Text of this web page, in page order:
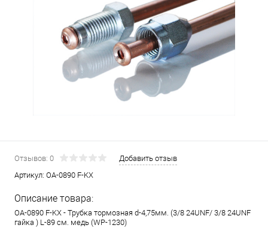
Отзывов: 0
Добавить отзыв
Артикул: OA-0890 F-KX
Описание товара:
OA-0890 F-KX - Трубка тормозная d-4,75мм. (3/8 24UNF/ 3/8 24UNF
гайка ) L-89 см. медь (WP-1230)